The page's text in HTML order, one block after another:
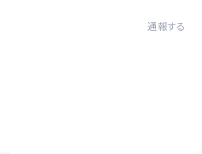
通報する